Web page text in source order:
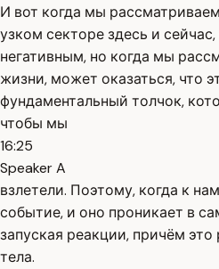
И вот когда мы
узком секторе здесь и
негативным, но когда мы
жизни, может оказаться, что
фундаментальный толчок,
чтобы мы
16:25
Speaker A
взлетели. Поэтому, когда к
событие, и оно проникает в
запуская реакции, причём
тела.